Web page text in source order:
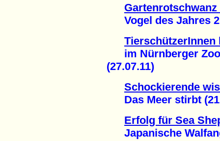
Vogel des Jahres
im Nürnberger
(27.07.11)
Schockierende
Das Meer stirbt
Erfolg für Sea
Japanische